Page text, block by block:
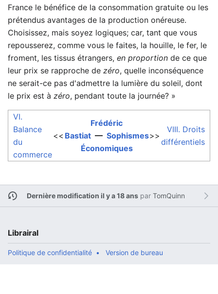
France le bénéfice de la consommation gratuite ou les
prétendus avantages de la production onéreuse.
Choisissez, mais soyez logiques; car, tant que vous
repousserez, comme vous le faites, la houille, le fer, le
froment, les tissus étrangers, en proportion de ce que
leur prix se rapproche de zéro, quelle inconséquence
ne serait-ce pas d'admettre la lumière du soleil, dont
le prix est à zéro, pendant toute la journée? »
VI.
Balance
du
commerce
<<
Frédéric
Bastiat— Sophismes
Économiques
>>
VIII. Droits
différentiels
Dernière modification il y a 18 anspar TomQuinn
Librairal
Politique de confidentialité Version de bureau